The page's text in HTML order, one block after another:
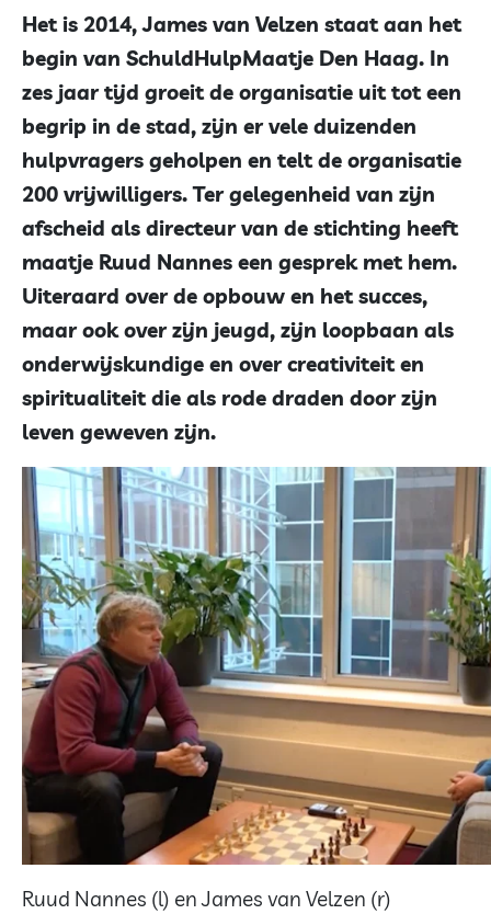
Het is 2014, James van Velzen staat aan het
begin van SchuldHulpMaatje Den Haag. In
zes jaar tijd groeit de organisatie uit tot een
begrip in de stad, zijn er vele duizenden
hulpvragers geholpen en telt de organisatie
200 vrijwilligers. Ter gelegenheid van zijn
afscheid als directeur van de stichting heeft
maatje Ruud Nannes een gesprek met hem.
Uiteraard over de opbouw en het succes,
maar ook over zijn jeugd, zijn loopbaan als
onderwijskundige en over creativiteit en
spiritualiteit die als rode draden door zijn
leven geweven zijn.
Ruud Nannes (l) en James van Velzen (r)